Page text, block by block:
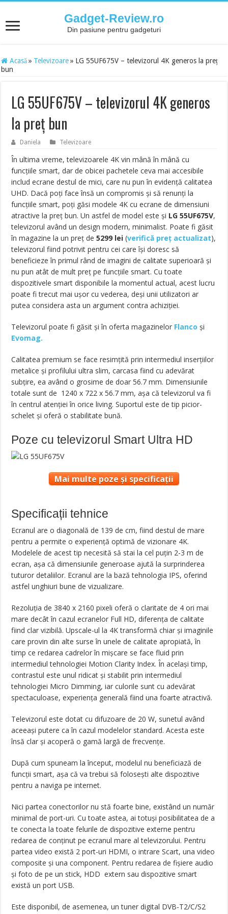
Gadget-Review.ro
Din pasiune pentru gadgeturi
Acasă » Televizoare » LG 55UF675V – televizorul 4K generos la preț
bun
LG 55UF675V – televizorul 4K generos
la preț bun
Daniela Televizoare
În ultima vreme, televizoarele 4K vin mână în mână cu
funcțiile smart, dar de obicei pachetele ceva mai accesibile
includ ecrane destul de mici, care nu pun în evidență calitatea
UHD. Dacă poți face însă un compromis și să renunți la
funcțiile smart, poți găsi modele 4K cu ecrane de dimensiuni
atractive la preț bun. Un astfel de model este și LG 55UF675V,
televizorul având un design modern, minimalist. Poate fi găsit
în magazine la un preț de5299 lei (verifică preț actualizat),
televizorul fiind potrivit pentru cei care își doresc să
beneficieze în primul rând de imagini de calitate superioară și
nu pun atât de mult preț pe funcțiile smart. Cu toate
dispozitivele smart disponibile la momentul actual, acest lucru
poate fi trecut mai ușor cu vederea, deși unii utilizatori ar
putea considera asta un argument contra achiziției.
Televizorul poate fi găsit și în oferta magazinelor Flanco și
Evomag.
Calitatea premium se face resimțită prin intermediul inserțiilor
metalice și profilului ultra slim, carcasa fiind cu adevărat
subțire, ea având o grosime de doar 56.7 mm. Dimensiunile
totale sunt de 1240 x 722 x 56.7 mm, așa că televizorul va fi
în centrul atenției în orice living. Suportul este de tip picior-
schelet și oferă o stabilitate bună.
Poze cu televizorul Smart Ultra HD
Mai multe poze și specificații
Specificații tehnice
Ecranul are o diagonală de 139 de cm, fiind destul de mare
pentru a permite o experiență optimă de vizionare 4K.
Modelele de acest tip necesită să stai la cel puțin 2-3 m de
ecran, așa că dimensiunile generoase ajută la surprinderea
tuturor detaliilor. Ecranul are la bază tehnologia IPS, oferind
astfel unghiuri bune de vizualizare.
Rezoluția de 3840 x 2160 pixeli oferă o claritate de 4 ori mai
mare decât în cazul ecranelor Full HD, diferența de calitate
fiind clar vizibilă. Upscale-ul la 4K transformă chiar și imaginile
care provin din alte surse în unele de calitate apropiată, în
timp ce redarea cadrelor în mișcare se face fluid prin
intermediul tehnologiei Motion Clarity Index. În același timp,
contrastul este unul ridicat și stabilit prin intermediul
tehnologiei Micro Dimming, iar culorile sunt cu adevărat
spectaculoase, experiența generală fiind una foarte atractivă.
Televizorul este dotat cu difuzoare de 20 W, sunetul având
aceeași putere ca în cazul modelelor standard. Acesta este
însă clar și acoperă o gamă largă de frecvențe.
După cum spuneam la început, modelul nu beneficiază de
funcții smart, așa că va trebui să folosești alte dispozitive
pentru a naviga pe internet.
Nici partea conectorilor nu stă foarte bine, existând un număr
minimal de port-uri. Cu toate astea, ai totuși posibilitatea de a
te conecta la toate felurile de dispozitive externe pentru
redarea de conținut pe ecranul mare al televizorului. Pentru
partea video există 2 port-uri HDMI, o intrare Scart, una video
composite și una component. Pentru redarea de fișiere audio
și foto de pe un stick, HDD extern sau dispozitive smart
există un port USB.
Este disponibil, de asemenea, un tuner digital DVB-T2/C/S2